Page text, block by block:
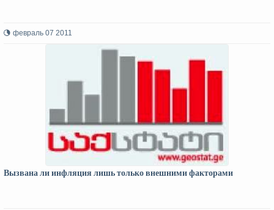
февраль 07 2011
Вызвана ли инфляция лишь только внешними факторами